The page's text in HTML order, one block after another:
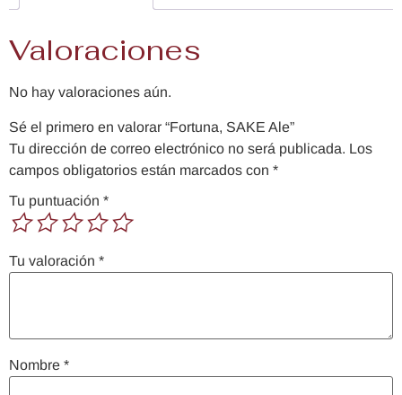
Valoraciones
No hay valoraciones aún.
Sé el primero en valorar “Fortuna, SAKE Ale”
Tu dirección de correo electrónico no será publicada. Los
campos obligatorios están marcados con *
Tu puntuación *
Tu valoración *
Nombre *